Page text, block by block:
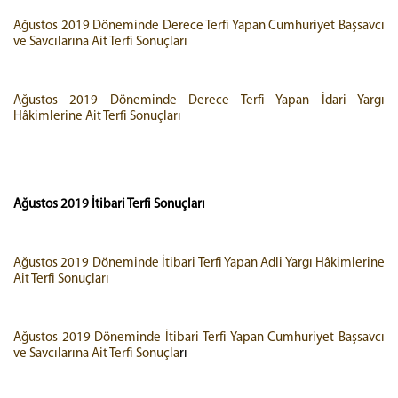
Ağustos 2019 Döneminde Derece Terfi Yapan Cumhuriyet Başsavcı
ve Savcılarına Ait Terfi Sonuçları
Ağustos 2019 Döneminde Derece Terfi Yapan İdari Yargı
Hâkimlerine Ait Terfi Sonuçları
Ağustos 2019 İtibari Terfi Sonuçları
Ağustos 2019 Döneminde İtibari Terfi Yapan Adli Yargı Hâkimlerine
Ait Terfi Sonuçları
Ağustos 2019 Döneminde İtibari Terfi Yapan Cumhuriyet Başsavcı
ve Savcılarına Ait Terfi Sonuçları